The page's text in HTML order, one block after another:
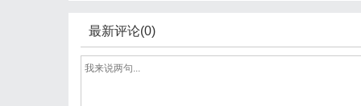
最新评论(0)